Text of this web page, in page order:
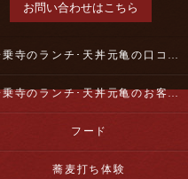
お問い合わせはこちら
一乗寺のランチ･天丼元亀の口コミ情報
一乗寺のランチ･天丼元亀のお客様の声
フード
蕎麦打ち体験